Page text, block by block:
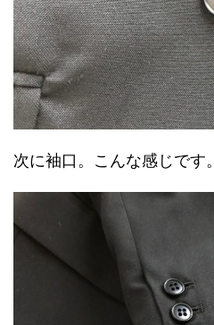
次に袖口。こんな感じです。